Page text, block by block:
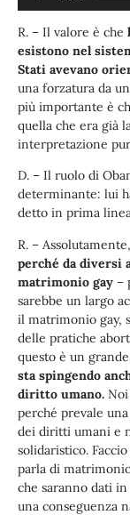
R. – Il valore è che
esistono nel
Stati avevano
una forzatura da
più importante è
quella che era già
interpretazione
D. – Il ruolo di
determinante: lui
detto in prima
R. – Assolutamente,
perché da diversi
matrimonio gay –
sarebbe un largo
il matrimonio gay,
delle pratiche
questo è un
sta spingendo
diritto umano. Noi
perché prevale
dei diritti umani e
solidaristico.
parla di
che saranno dati
una conseguenza